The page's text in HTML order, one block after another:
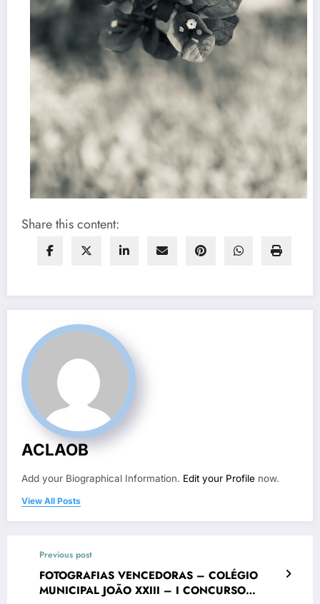
Share this content:
ACLAOB
Add your Biographical Information. Edit your Profile now.
View All Posts
Previous post
FOTOGRAFIAS VENCEDORAS – COLÉGIO
MUNICIPAL JOÃO XXIII – I CONCURSO